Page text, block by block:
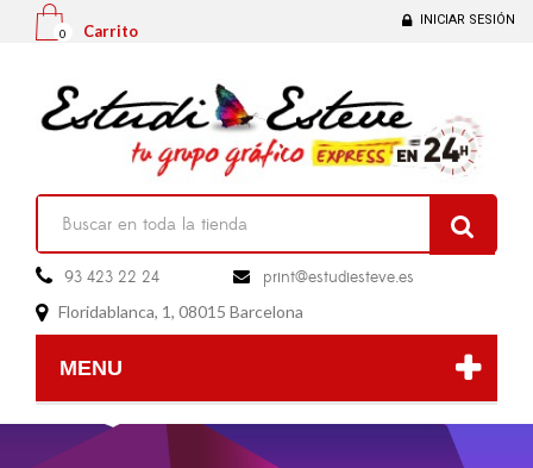
INICIAR SESIÓN
0 Carrito
 93 423 22 24 
print@estudiesteve.es
 Floridablanca, 1, 08015 Barcelona
MENU